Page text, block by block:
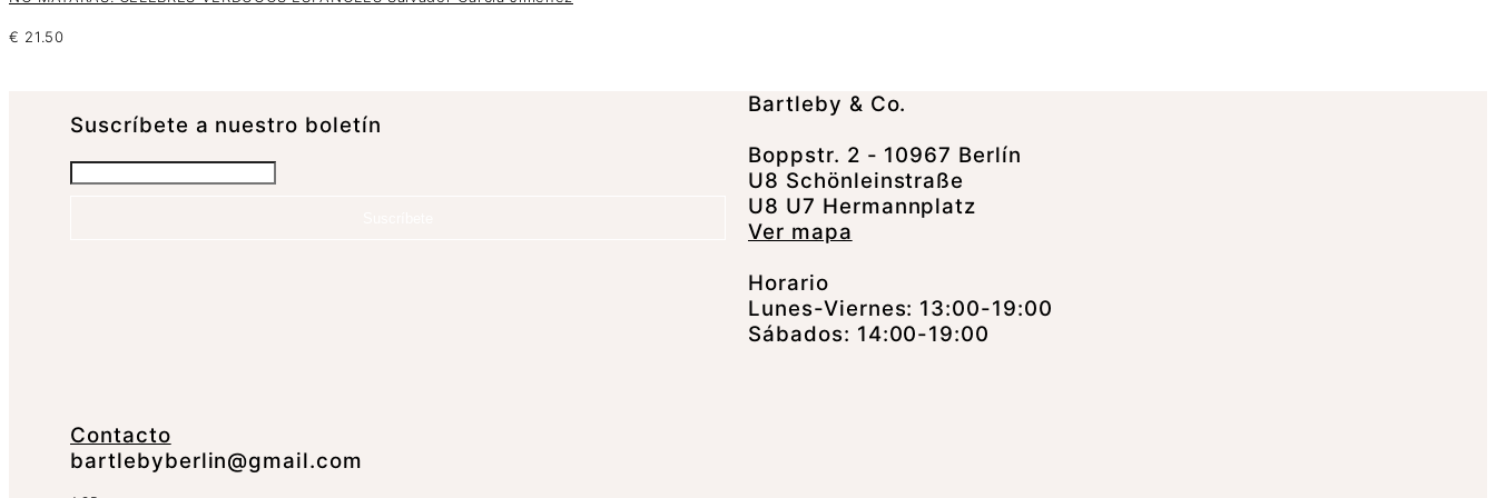
€ 21.50
Suscrí­bete a nuestro boletín
Bartleby & Co.
Boppstr. 2 - 10967 Berlín
U8 Schönleinstraße
U8 U7 Hermannplatz
Ver mapa
Horario
Lunes-Viernes: 13:00-19:00
Sábados: 14:00-19:00
Contacto
bartlebyberlin@gmail.com